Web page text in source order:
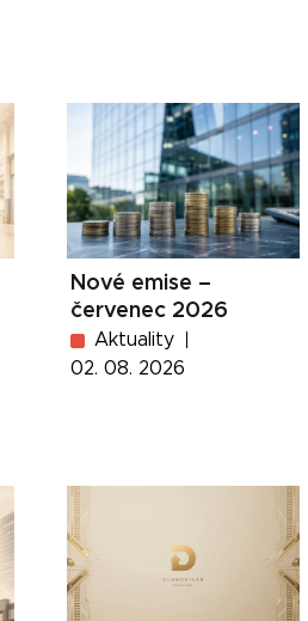
Nové emise –
červenec 2026
Aktuality
02. 08. 2026